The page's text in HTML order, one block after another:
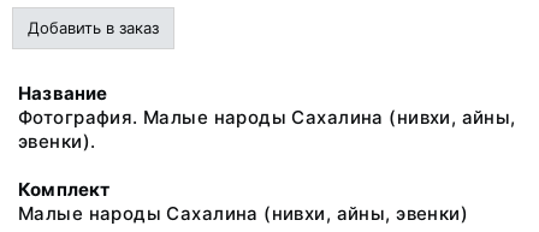
Добавить в заказ
Название
Фотография. Малые народы Сахалина (нивхи, айны,
эвенки).
Комплект
Малые народы Сахалина (нивхи, айны, эвенки)